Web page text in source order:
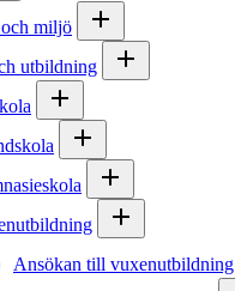
miljö
utbildning
Ansökan till vuxenutbildning